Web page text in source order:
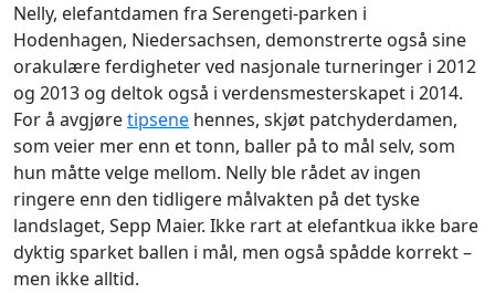
Nelly, elefantdamen fra Serengeti-parken i
Hodenhagen, Niedersachsen, demonstrerte også sine
orakulære ferdigheter ved nasjonale turneringer i 2012
og 2013 og deltok også i verdensmesterskapet i 2014.
For å avgjøretipsene hennes, skjøt patchyderdamen,
som veier mer enn et tonn, baller på to mål selv, som
hun måtte velge mellom. Nelly ble rådet av ingen
ringere enn den tidligere målvakten på det tyske
landslaget, Sepp Maier. Ikke rart at elefantkua ikke bare
dyktig sparket ballen i mål, men også spådde korrekt –
men ikke alltid.